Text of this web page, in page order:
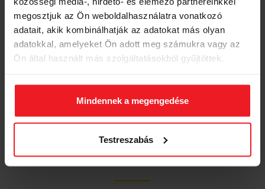
megosztjuk az Ön weboldalhasználatra vonatkozó
adatait, akik kombinálhatják az adatokat más olyan
adatokkal, amelyeket Ön adott meg számukra vagy az
Ön által használt más szolgáltatásokból gyűjtöttek.
Mindennek a megengedése
Testreszabás
támogatás,
autóbérlési
lehetőség.
FŐTAXIS LESZEK
KÉRDÉSED VAN?